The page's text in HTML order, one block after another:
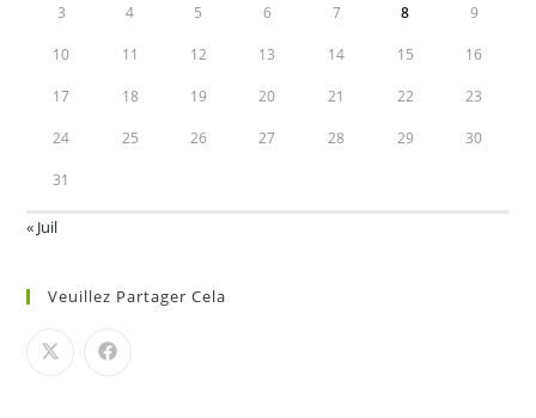
3 4 5 6 7 8 9
10 11 12 13 14 15 16
17 18 19 20 21 22 23
24 25 26 27 28 29 30
31
« Juil
Veuillez Partager Cela